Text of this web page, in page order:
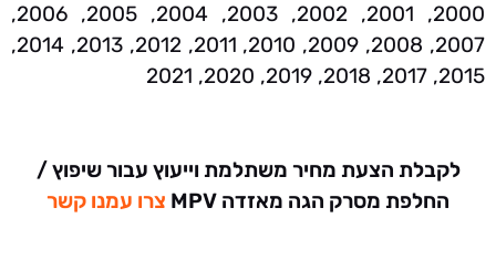
2000, 2001, 2002, 2003, 2004, 2005, 2006,
2007, 2008, 2009, 2010, 2011, 2012, 2013, 2014,
2015, 2017, 2018, 2019, 2020, 2021
לקבלת הצעת מחיר משתלמת וייעוץ עבור שיפוץ /
החלפת מסרק הגה מאזדה MPV
צרו עמנו קשר